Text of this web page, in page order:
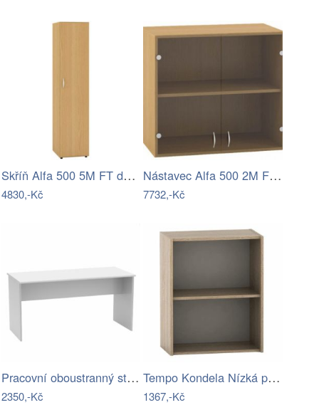
Skříň Alfa 500 5M FT dveře-AF
4830,-Kč
Nástavec Alfa 500 2M FT dveře sklo 80-AF
7732,-Kč
Pracovní oboustranný stůl JOHAN NEW 08…
2350,-Kč
Tempo Kondela Nízká policová skříňka…
1367,-Kč